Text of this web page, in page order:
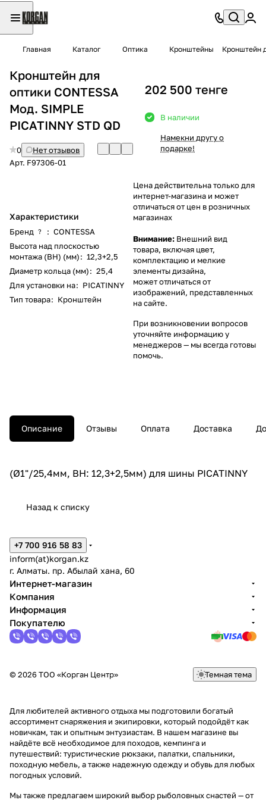
Главная Каталог Оптика Кронштейны Кронштейн
Кронштейн для
оптики CONTESSA
Moд. SIMPLE
PICATINNY STD QD
0
Нет отзывов
Арт. F97306-01
Характеристики
Бренд ? : CONTESSA
Высота над плоскостью
монтажа (BH) (мм): 12,3+2,5
Диаметр кольца (мм): 25,4
Для установки на: PICATINNY
Тип товара: Кронштейн
202 500 тенге
В наличии
Намекни другу о
подарке!
Цена действительна только для
интернет-магазина и может
отличаться от цен в розничных
магазинах
Внимание: Внешний вид
товара, включая цвет,
комплектацию и мелкие
элементы дизайна,
может отличаться от
изображений, представленных
на сайте.
При возникновении вопросов
уточняйте информацию у
менеджеров— мы всегда готовы
помочь.
Описание Отзывы Оплата Доставка
(Ø1"/25,4мм, BH: 12,3+2,5мм) для шины PICATINNY
Назад к списку
+7 700 916 58 83
inform(at)korgan.kz
г. Алматы. пр. Абылай хана, 60
Интернет-магазин
Компания
Информация
Покупателю
© 2026 ТОО «Корган Центр» Темная тема
Для любителей активного отдыха мы подготовили богатый
ассортимент снаряжения и экипировки, который подойдёт как
новичкам, так и опытным энтузиастам. В нашем магазине вы
найдёте всё необходимое для походов, кемпинга и
путешествий: туристические рюкзаки, палатки, спальники,
походную мебель, а также надежную одежду и обувь для любых
погодных условий.
Мы также предлагаем широкий выбор рыболовных снастей — от